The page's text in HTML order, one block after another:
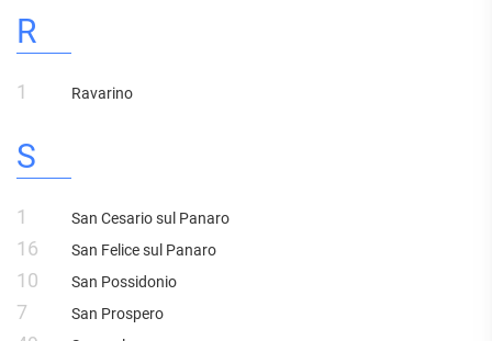
R
1 Ravarino
S
1 San Cesario sul Panaro
16 San Felice sul Panaro
10 San Possidonio
7 San Prospero